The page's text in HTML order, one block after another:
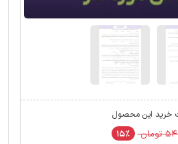
خرید این محصول
۱۵٪